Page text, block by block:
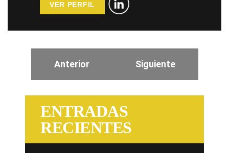
VER PERFIL
Anterior Siguiente
ENTRADAS
RECIENTES